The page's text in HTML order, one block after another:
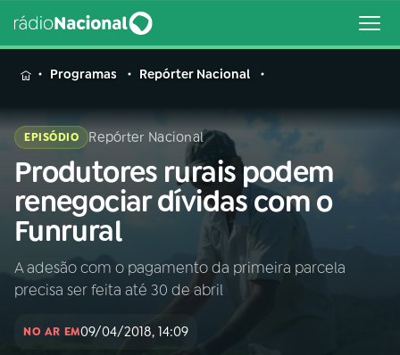
MENU
Buscar
na
Rádio
Nacional
Buscar
AO VIVO
INÍCIO
Programas Repórter Nacional
EPISÓDIO Repórter Nacional
Produtores rurais podem
renegociar dívidas com o
Funrural
A adesão com o pagamento da primeira parcela
precisa ser feita até 30 de abril
NO AR EM09/04/2018, 14:09